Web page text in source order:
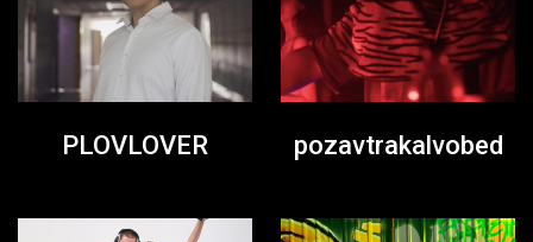
PLOVLOVER pozavtrakalvobed